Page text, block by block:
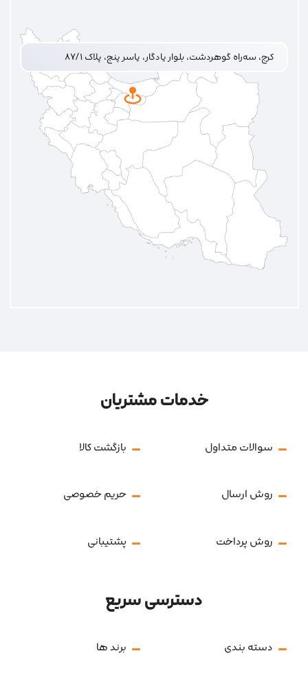
کرج، سه‌راه گوهردشت، بلوار یادگار، یاسر پنج، پلاک ۸۷/۱
خدمات مشتریان
سوالات متداول بازگشت کالا
روش ارسال حریم خصوصی
روش پرداخت پشتیبانی
دسترسی سریع
دسته بندی برند ها